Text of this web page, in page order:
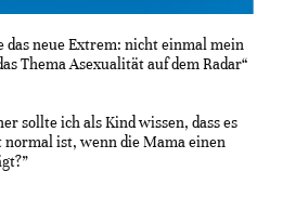
das neue Extrem: nicht einmal mein
Thema Asexualität auf dem Radar“
sollte ich als Kind wissen, dass es
normal ist, wenn die Mama einen